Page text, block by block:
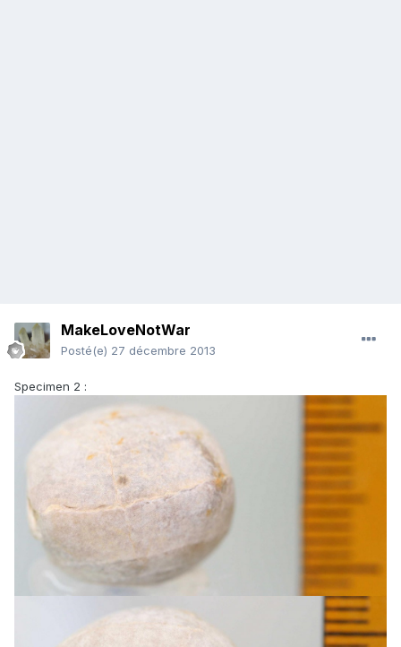
MakeLoveNotWar
Posté(e) 27 décembre 2013
Specimen 2 :